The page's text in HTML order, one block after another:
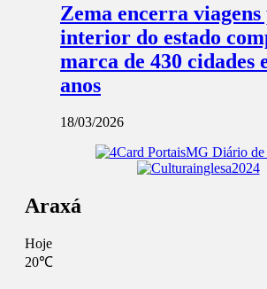
Zema encerra viagens
interior do estado
marca de 430 cidades
anos
18/03/2026
Araxá
Hoje
20℃